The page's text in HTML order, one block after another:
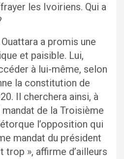
les Ivoiriens. Qui a
a promis une
et paisible. Lui,
à lui-même, selon
la constitution de
Il cherchera ainsi, à
de la Troisième
l’opposition qui
mandat du président
trop », affirme d’ailleurs